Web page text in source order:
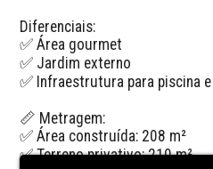
Diferenciais:
✅ Área gourmet
✅ Jardim externo
✅ Infraestrutura para piscina
📏 Metragem:
✅ Área construída: 208 m²
✅ Terreno privativo: 210 m²